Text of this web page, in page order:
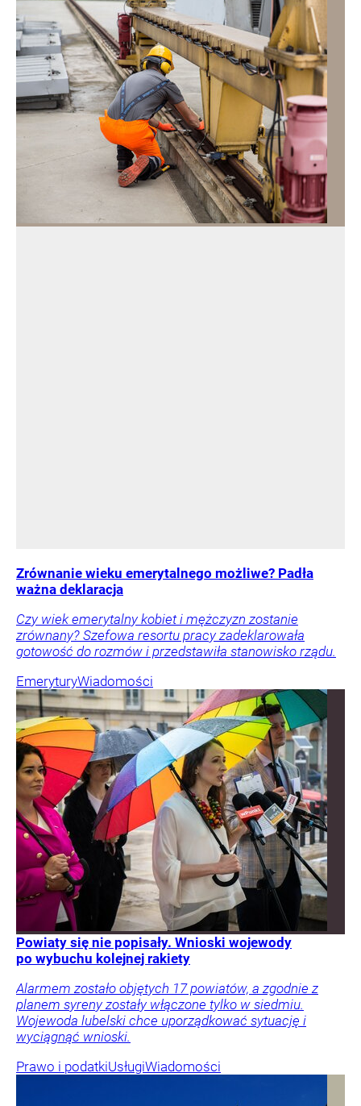
Zrównanie wieku emerytalnego możliwe? Padła
ważna deklaracja
Czy wiek emerytalny kobiet i mężczyzn zostanie
zrównany? Szefowa resortu pracy zadeklarowała
gotowość do rozmów i przedstawiła stanowisko rządu.
EmeryturyWiadomości
Powiaty się nie popisały. Wnioski wojewody
po wybuchu kolejnej rakiety
Alarmem zostało objętych 17 powiatów, a zgodnie z
planem syreny zostały włączone tylko w siedmiu.
Wojewoda lubelski chce uporządkować sytuację i
wyciągnąć wnioski.
Prawo i podatkiUsługiWiadomości